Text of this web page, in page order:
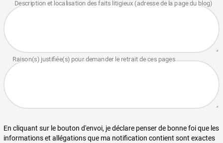
En cliquant sur le bouton d'envoi, je déclare penser de bonne foi que les
informations et allégations que ma notification contient sont exactes